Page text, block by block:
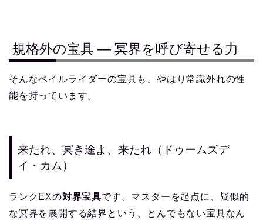
規格外の宝具 ― 冥界を呼び寄せる力
そんなペイルライダーの宝具も、やはり常識外れの性
能を持っています。
来たれ、冥き途よ、来たれ（ドゥームズデ
イ・カム）
ランクEXの対界宝具です。マスターを起点に、疑似的
な冥界を展開する結界という、とんでもない宝具なん